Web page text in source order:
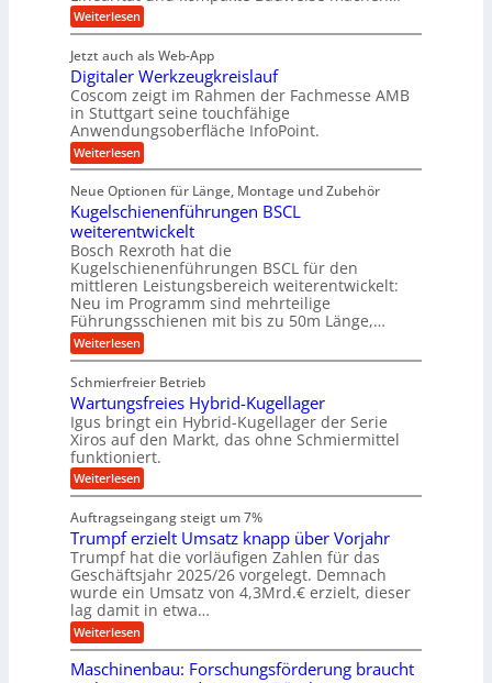
t
i
e
b
e
f
ü
r
r
a
u
e
U
m
g
e
b
u
n
g
e
n
f
t
r
a
g
s
e
i
n
g
a
n
g
w
e
n
i
g
e
r
S
t
e
l
l
e
n
e
n
e
t
r
i
e
b
e
f
r
p
r
ä
z
i
s
e
H
u
b
e
w
e
g
u
n
g
e
Weiterlesen:
P
ä
z
i
s
i
o
n
f
r
A
u
t
o
m
o
t
i
v
e
n
d
M
a
s
c
h
i
e
n
b
a
u
Jetzt auch als Web-App
Digitaler Werkzeugkreislauf
Coscom zeigt im Rahmen der Fachmesse AMB
in Stuttgart seine touchfähige
Anwendungsoberfläche InfoPoint.
Weiterlesen:
D
g
i
t
a
l
e
r
W
e
r
k
z
e
u
g
k
r
e
i
s
a
u
f
Neue Optionen für Länge, Montage und Zubehör
Kugelschienenführungen BSCL
weiterentwickelt
Bosch Rexroth hat die
Kugelschienenführungen BSCL für den
mittleren Leistungsbereich weiterentwickelt:
Neu im Programm sind mehrteilige
Führungsschienen mit bis zu 50m Länge,…
Weiterlesen:
K
g
e
l
s
c
h
i
e
e
n
f
ü
h
r
u
n
g
e
Schmierfreier Betrieb
Wartungsfreies Hybrid-Kugellager
Igus bringt ein Hybrid-Kugellager der Serie
Xiros auf den Markt, das ohne Schmiermittel
funktioniert.
Weiterlesen:
W
r
t
u
n
g
s
r
e
e
Auftragseingang steigt um 7%
Trumpf erzielt Umsatz knapp über Vorjahr
Trumpf hat die vorläufigen Zahlen für das
Geschäftsjahr 2025/26 vorgelegt. Demnach
wurde ein Umsatz von 4,3Mrd.€ erzielt, dieser
lag damit in etwa…
Weiterlesen:
T
u
Maschinenbau: Forschungsförderung braucht